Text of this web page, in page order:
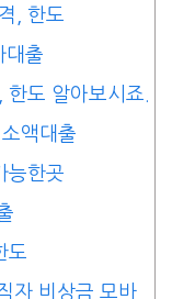
, 한도
대출
도 알아보시죠.
액대출
능한곳
도
자 비상금 모바